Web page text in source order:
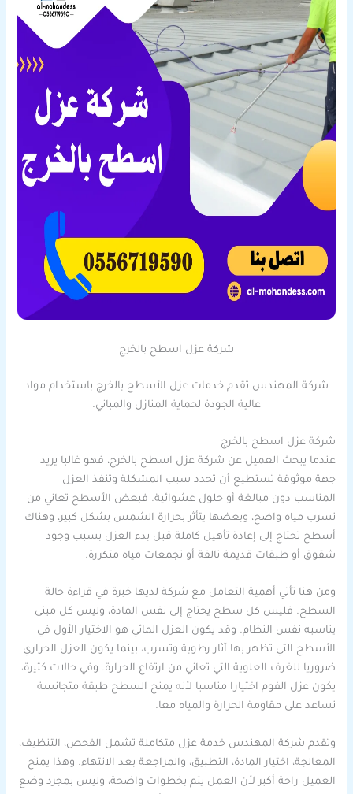
شركة عزل اسطح بالخرج
شركة المهندس تقدم خدمات عزل الأسطح بالخرج باستخدام مواد
عالية الجودة لحماية المنازل والمباني.
شركة عزل اسطح بالخرج
عندما يبحث العميل عن شركة عزل اسطح بالخرج، فهو غالبا يريد
جهة موثوقة تستطيع أن تحدد سبب المشكلة وتنفذ العزل
المناسب دون مبالغة أو حلول عشوائية. فبعض الأسطح تعاني من
تسرب مياه واضح، وبعضها يتأثر بحرارة الشمس بشكل كبير، وهناك
أسطح تحتاج إلى إعادة تأهيل كاملة قبل بدء العزل بسبب وجود
شقوق أو طبقات قديمة تالفة أو تجمعات مياه متكررة.
ومن هنا تأتي أهمية التعامل مع شركة لديها خبرة في قراءة حالة
السطح. فليس كل سطح يحتاج إلى نفس المادة، وليس كل مبنى
يناسبه نفس النظام. وقد يكون العزل المائي هو الاختيار الأول في
الأسطح التي تظهر بها آثار رطوبة وتسرب، بينما يكون العزل الحراري
ضروريا للغرف العلوية التي تعاني من ارتفاع الحرارة. وفي حالات كثيرة،
يكون عزل الفوم اختيارا مناسبا لأنه يمنح السطح طبقة متجانسة
تساعد على مقاومة الحرارة والمياه معا.
وتقدم شركة المهندس خدمة عزل متكاملة تشمل الفحص، التنظيف،
المعالجة، اختيار المادة، التطبيق، والمراجعة بعد الانتهاء. وهذا يمنح
العميل راحة أكبر لأن العمل يتم بخطوات واضحة، وليس بمجرد وضع